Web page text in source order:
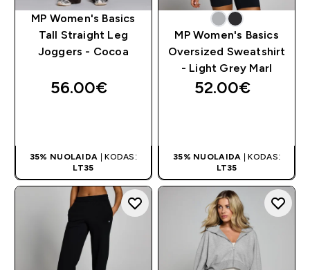
MP Women's Basics
Tall Straight Leg
Joggers - Cocoa
56.00€‎
35% NUOLAIDA | KODAS:
LT35
MP Women's Basics
Oversized Sweatshirt
- Light Grey Marl
52.00€‎
35% NUOLAIDA | KODAS:
LT35